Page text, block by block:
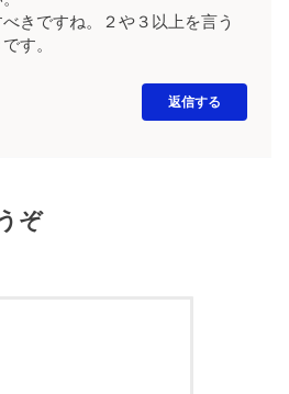
きですね。２や３以上を言う
す。
返信する
ぞ